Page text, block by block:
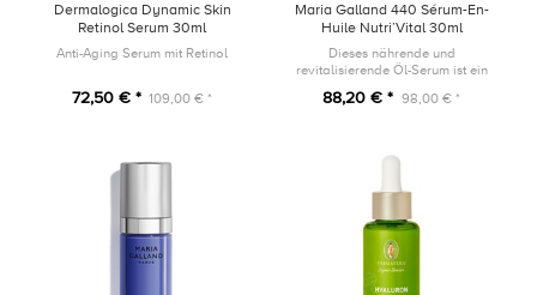
Dermalogica Dynamic Skin
Retinol Serum 30ml
Anti-Aging Serum mit Retinol
72,50 € * 109,00 € *
Maria Galland 440 Sérum-En-
Huile Nutri’Vital 30ml
Dieses nährende und
revitalisierende Öl-Serum ist ein
trockenem, seidigem Finish für
88,20 € * 98,00 € *